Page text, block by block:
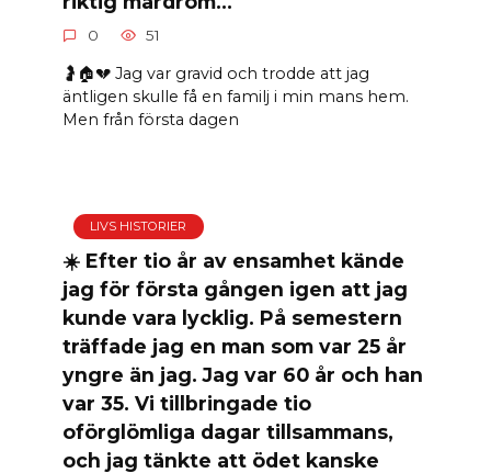
0 51
🤰🏠💔 Jag var gravid och trodde att jag
äntligen skulle få en familj i min mans hem.
Men från första dagen
LIVS HISTORIER
☀️ Efter tio år av ensamhet kände
jag för första gången igen att jag
kunde vara lycklig. På semestern
träffade jag en man som var 25 år
yngre än jag. Jag var 60 år och han
var 35. Vi tillbringade tio
oförglömliga dagar tillsammans,
och jag tänkte att ödet kanske